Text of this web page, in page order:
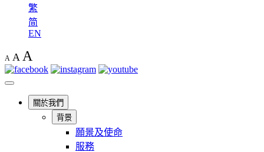
繁
简
EN
A A A
關於我們
背景
願景及使命
服務